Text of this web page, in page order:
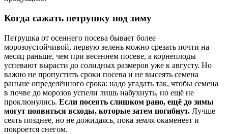
Когда сажать петрушку под зиму
Петрушка от осеннего посева бывает более
морозоустойчивой, первую зелень можно срезать почти на
месяц раньше, чем при весеннем посеве, а корнеплоды
успевают вырасти до солидных размеров уже к августу. Но
важно не пропустить сроки посева и не высеять семена
раньше определённого срока: надо угадать так, чтобы семена
в почве до морозов успели лишь набухнуть, но ещё не
проклюнулись. Если посеять слишком рано, ещё до зимы
могут появиться всходы, которые затем погибнут. Лучше
сеять позднее, но не дожидаясь, пока земля окаменеет и
покроется снегом.